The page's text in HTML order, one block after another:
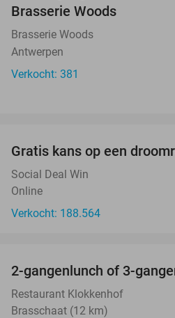
Brasserie Woods
Brasserie Woods
Antwerpen
Verkocht: 381
Gratis kans op een
Social Deal Win
Online
Verkocht: 188.564
2-gangenlunch of 3-
Restaurant Klokkenhof
Brasschaat (12 km)